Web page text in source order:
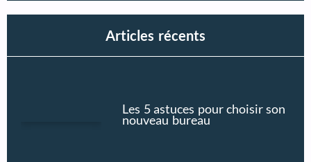
Articles récents
Les 5 astuces pour choisir son
nouveau bureau